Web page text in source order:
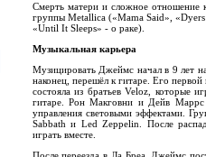
Смерть матери и сложное отношение
группы Metallica («Mama Said»,
«Until It Sleeps» - о раке).
Музыкальная карьера
Музицировать Джеймс начал в 9 лет
наконец, перешёл к гитаре. Его
состояла из братьев Veloz, которые
гитаре. Рон Макговни и Дейв Маррс
управления световыми эффектами.
Sabbath и Led Zeppelin. После
играть вместе.